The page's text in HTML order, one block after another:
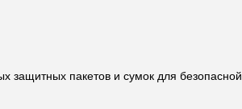
защитных пакетов и сумок для безопасной